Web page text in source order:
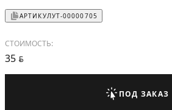
АРТИКУЛУТ-00000705
СТОИМОСТЬ:
35 BYN
ПОД ЗАКАЗ